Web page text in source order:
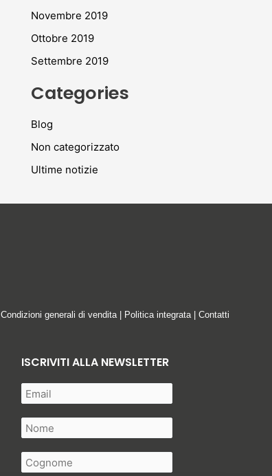
Novembre 2019
Ottobre 2019
Settembre 2019
Categories
Blog
Non categorizzato
Ultime notizie
Condizioni generali di vendita| Politica integrata| Contatti
ISCRIVITI ALLA NEWSLETTER